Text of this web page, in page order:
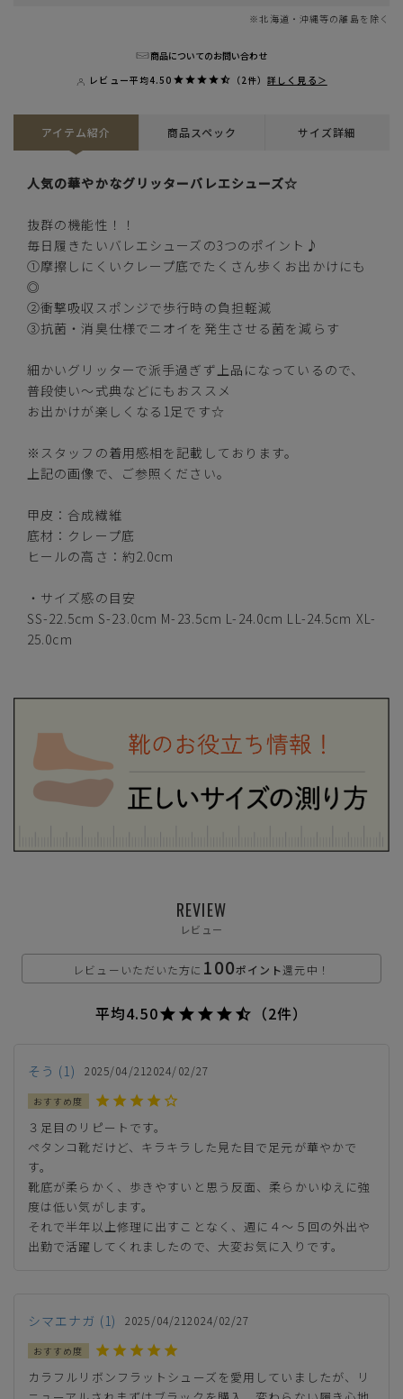
ブラック
S(23.0cm)
M(23.5cm) カートに入れる
LL(24.5cm)
SS(22.5cm)
LL(24.5cm) カートに入れる
XL(25.0cm)
SS(22.5cm)
在庫切れ —
S(23.0cm) カートに入れる
残りわずか
※北海道・沖縄等の離島を除く
商品についてのお問い合わせ
レビュー平均4.50 （2件）詳しく見る＞
アイテム紹介 商品スペック サイズ詳細
人気の華やかなグリッターバレエシューズ☆
抜群の機能性！！
毎日履きたいバレエシューズの3つのポイント♪
①摩擦しにくいクレープ底でたくさん歩くお出かけにも
◎
②衝撃吸収スポンジで歩行時の負担軽減
③抗菌・消臭仕様でニオイを発生させる菌を減らす
細かいグリッターで派手過ぎず上品になっているので、
普段使い～式典などにもおススメ
お出かけが楽しくなる1足です☆
※スタッフの着用感相を記載しております。
上記の画像で、ご参照ください。
甲皮：合成繊維
底材：クレープ底
ヒールの高さ：約2.0cm
・サイズ感の目安
SS-22.5cm S-23.0cm M-23.5cm L-24.0cm LL-24.5cm XL-
25.0cm
REVIEW
レビュー
レビューいただいた方に 100ポイント還元中！
平均4.50 （2件）
そう 1 2025/04/212024/02/27
３足目のリピートです。
ペタンコ靴だけど、キラキラした見た目で足元が華やかで
す。
靴底が柔らかく、歩きやすいと思う反面、柔らかいゆえに強
度は低い気がします。
それで半年以上修理に出すことなく、週に４～５回の外出や
出勤で活躍してくれましたので、大変お気に入りです。
シマエナガ 1 2025/04/212024/02/27
カラフルリボンフラットシューズを愛用していましたが、リ